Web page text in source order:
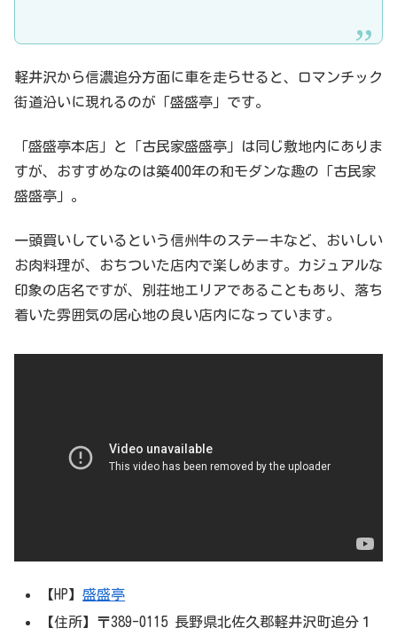
軽井沢から信濃追分方面に車を走らせると、ロマンチック
街道沿いに現れるのが「盛盛亭」です。
「盛盛亭本店」と「古民家盛盛亭」は同じ敷地内にありま
すが、おすすめなのは築400年の和モダンな趣の「古民家
盛盛亭」。
一頭買いしているという信州牛のステーキなど、おいしい
お肉料理が、おちついた店内で楽しめます。カジュアルな
印象の店名ですが、別荘地エリアであることもあり、落ち
着いた雰囲気の居心地の良い店内になっています。
【HP】盛盛亭
【住所】〒389-0115 長野県北佐久郡軽井沢町追分１